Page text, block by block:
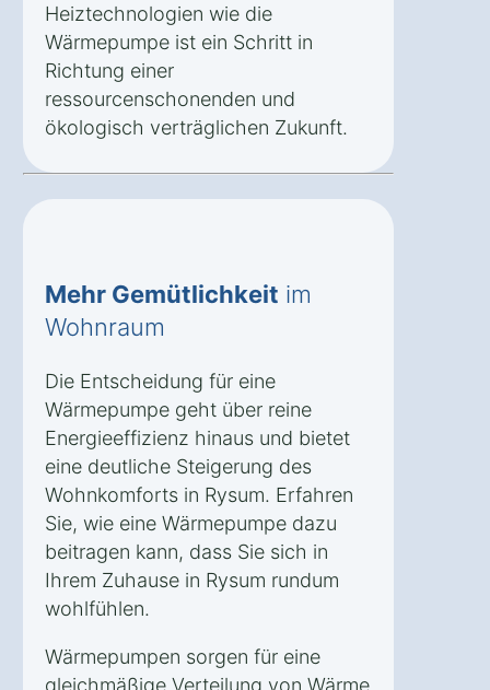
Heiztechnologien wie die
Wärmepumpe ist ein Schritt in
Richtung einer
ressourcenschonenden und
ökologisch verträglichen Zukunft.
Mehr Gemütlichkeit im
Wohnraum
Die Entscheidung für eine
Wärmepumpe geht über reine
Energieeffizienz hinaus und bietet
eine deutliche Steigerung des
Wohnkomforts in Rysum. Erfahren
Sie, wie eine Wärmepumpe dazu
beitragen kann, dass Sie sich in
Ihrem Zuhause in Rysum rundum
wohlfühlen.
Wärmepumpen sorgen für eine
gleichmäßige Verteilung von Wärme